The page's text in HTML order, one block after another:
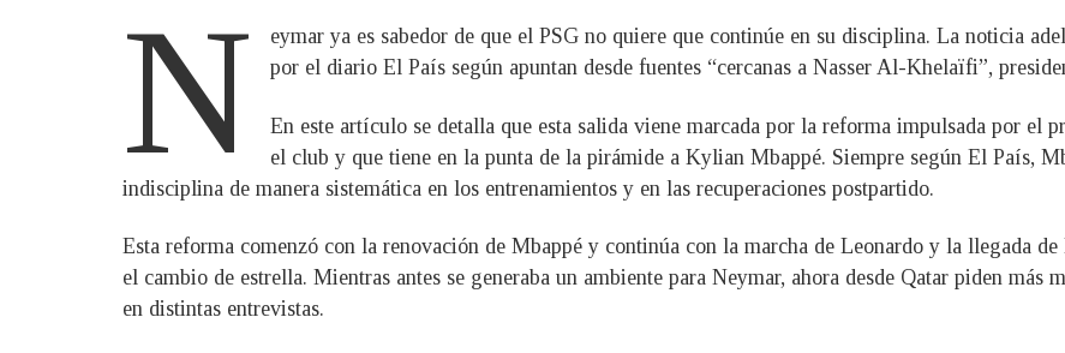
N
eymar ya es sabedor de que el PSG no quiere que continúe en su disciplina. La noticia
por el diario El País según apuntan desde fuentes “cercanas a Nasser Al-Khelaïfi”,
En este artículo se detalla que esta salida viene marcada por la reforma impulsada por el
el club y que tiene en la punta de la pirámide a Kylian Mbappé. Siempre según El País,
indisciplina de manera sistemática en los entrenamientos y en las recuperaciones postpartido.
Esta reforma comenzó con la renovación de Mbappé y continúa con la marcha de Leonardo y la llegada
el cambio de estrella. Mientras antes se generaba un ambiente para Neymar, ahora desde Qatar piden
en distintas entrevistas.